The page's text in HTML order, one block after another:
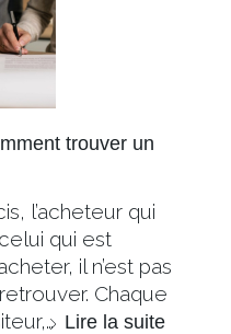
trouver un
l’acheteur qui
qui est
il n’est pas
Chaque
Lire la suite